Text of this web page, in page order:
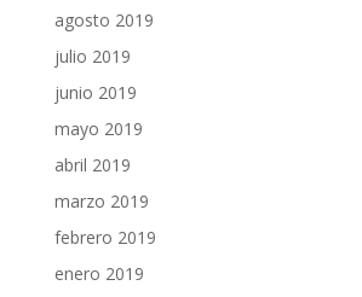
agosto 2019
julio 2019
junio 2019
mayo 2019
abril 2019
marzo 2019
febrero 2019
enero 2019